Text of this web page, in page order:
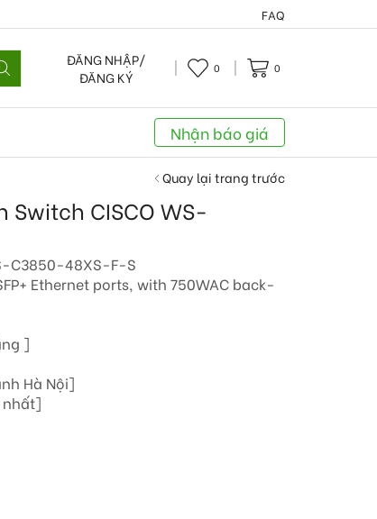
FAQ
ĐĂNG NHẬP/
ĐĂNG KÝ
0 0
Nhận báo giá
Quay lại trang trước
CISCO WS-
C3850-48XS-F-S
Ethernet ports, with 750WAC back-
]
Hà Nội]
nhất]